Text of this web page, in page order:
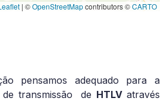
| ©OpenStreetMapcontributors ©CARTO
pensamos adequado para a
transmissão de HTLVatravés